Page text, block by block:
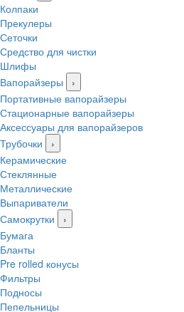
Колпаки
Прекулеры
Сеточки
Средство для чистки
Шлифы
Вапорайзеры
›
Портативные вапорайзеры
Стационарные вапорайзеры
Аксессуары для вапорайзеров
Трубочки
›
Керамические
Стеклянные
Металлические
Выпариватели
Самокрутки
›
Бумага
Бланты
Pre rolled конусы
Фильтры
Подносы
Пепельницы